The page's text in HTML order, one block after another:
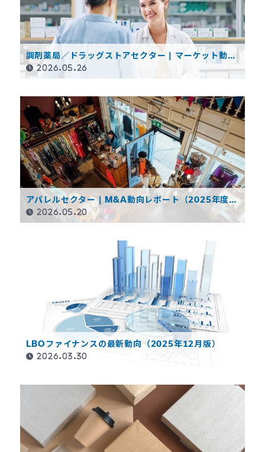
調剤薬局／ドラッグストアセクター | マーケット動向
レポート（2025年度決算概要）
2026.05.26
アパレルセクター | M&A動向レポート（2025年度決
算概要）
2026.05.20
LBOファイナンスの最新動向（2025年12月版）
2026.03.30